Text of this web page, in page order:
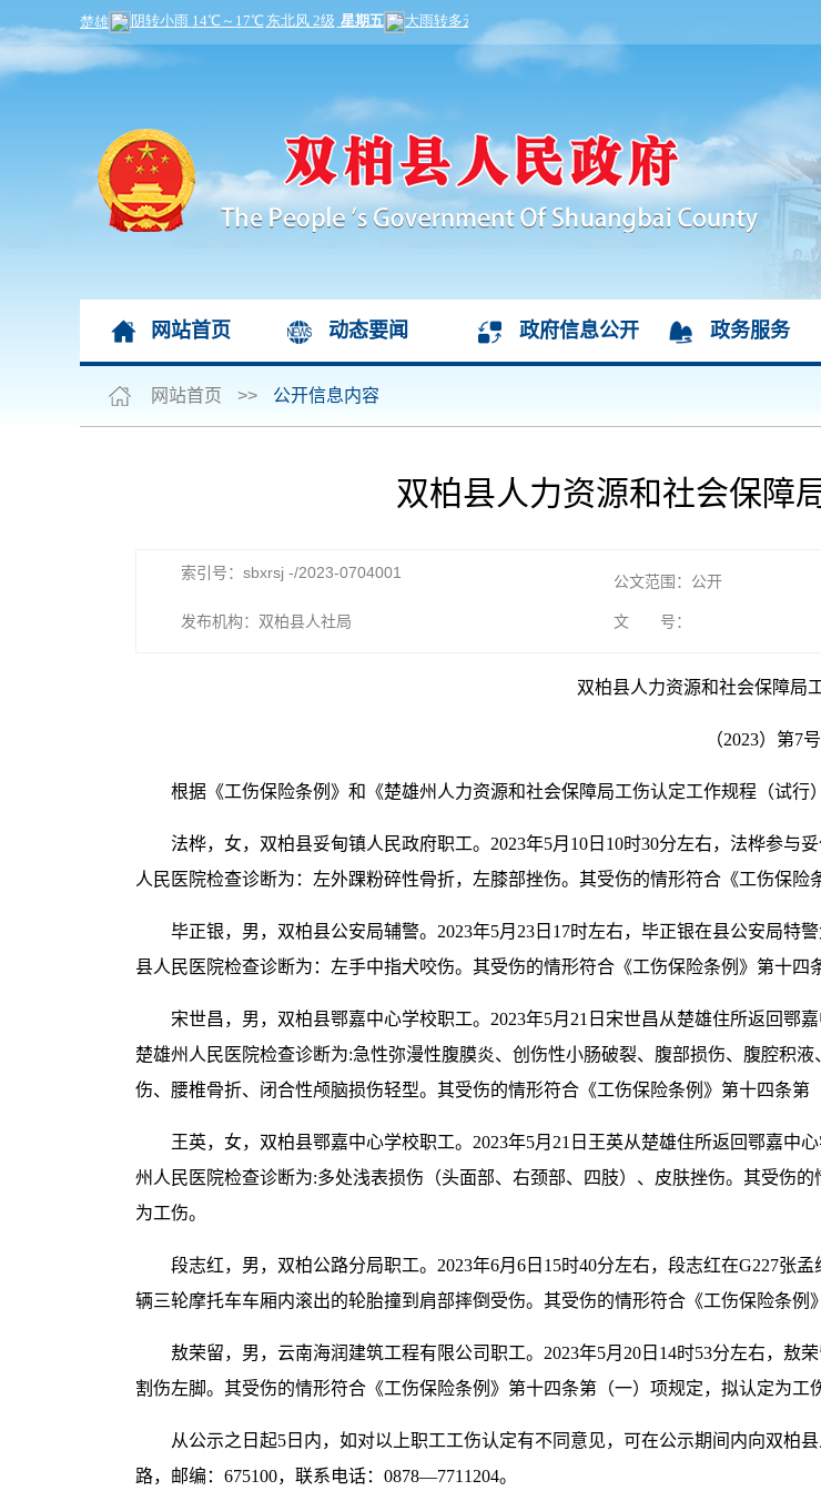
网站首页 动态要闻 政府信息公开 政务服务
网站首页 >> 公开信息内容
双柏县人力资源和社会保障
索引号：sbxrsj -/2023-0704001 公文范围：公开
发布机构：双柏县人社局 文 号：
双柏县人力资源和社会保障局
（2023）第7号
根据《工伤保险条例》和《楚雄州人力资源和社会保障局工伤认定工作规程（试行
法桦，女，双柏县妥甸镇人民政府职工。2023年5月10日10时30分左右，法桦参
人民医院检查诊断为：左外踝粉碎性骨折，左膝部挫伤。其受伤的情形符合《工伤保险
毕正银，男，双柏县公安局辅警。2023年5月23日17时左右，毕正银在县公安局特
县人民医院检查诊断为：左手中指犬咬伤。其受伤的情形符合《工伤保险条例》第十四
宋世昌，男，双柏县鄂嘉中心学校职工。2023年5月21日宋世昌从楚雄住所返回鄂
楚雄州人民医院检查诊断为:急性弥漫性腹膜炎、创伤性小肠破裂、腹部损伤、腹腔积
伤、腰椎骨折、闭合性颅脑损伤轻型。其受伤的情形符合《工伤保险条例》第十四条第
王英，女，双柏县鄂嘉中心学校职工。2023年5月21日王英从楚雄住所返回鄂嘉中
州人民医院检查诊断为:多处浅表损伤（头面部、右颈部、四肢）、皮肤挫伤。其受伤
为工伤。
段志红，男，双柏公路分局职工。2023年6月6日15时40分左右，段志红在G227张
辆三轮摩托车车厢内滚出的轮胎撞到肩部摔倒受伤。其受伤的情形符合《工伤保险条例
敖荣留，男，云南海润建筑工程有限公司职工。2023年5月20日14时53分左右，
割伤左脚。其受伤的情形符合《工伤保险条例》第十四条第（一）项规定，拟认定为工
从公示之日起5日内，如对以上职工工伤认定有不同意见，可在公示期间内向双柏
路，邮编：675100，联系电话：0878—7711204。